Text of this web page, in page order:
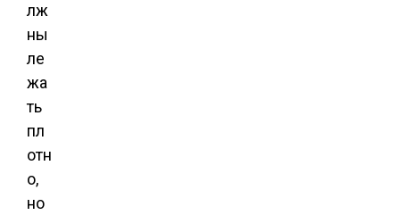
лж
ны
ле
жа
ть
пл
отн
о,
но